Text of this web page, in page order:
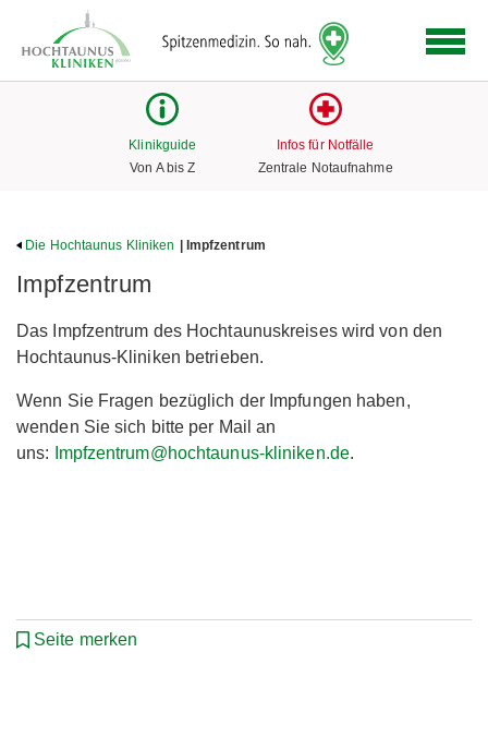
Link
zur
Klinikguide
Von A bis Z
Infos für Notfälle
Zentrale Notaufnahme
Die Hochtaunus Kliniken | Impfzentrum
Impfzentrum
Das Impfzentrum des Hochtaunuskreises wird von den
Hochtaunus-Kliniken betrieben.
Wenn Sie Fragen bezüglich der Impfungen haben,
wenden Sie sich bitte per Mail an
uns:
Impfzentrum@hochtaunus-kliniken.de.
Seite merken